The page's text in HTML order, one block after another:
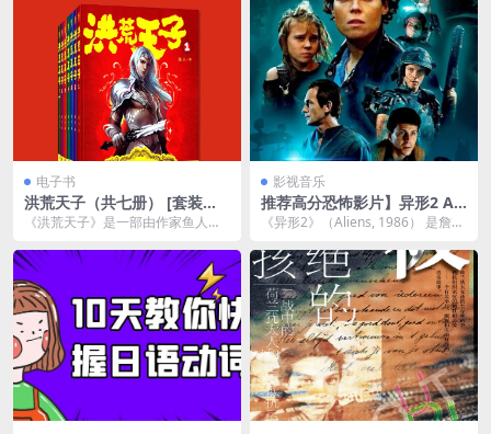
电子书
洪荒天子（共七册） [ 套装合
集] [pdf+全格式]
《洪荒天子》是一部由作家鱼人二
类题材，原本在网上连...
影视音乐
推荐高分恐怖影片】异形2 Ali
ens (1986) 154分钟(1992年
1】【未删减版】 中字 精彩影
片尽快收藏
《异形2》（Aliens, 1986） 是詹姆
是...